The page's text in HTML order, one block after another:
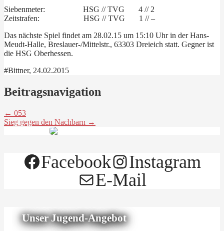
Siebenmeter: HSG // TVG 4 // 2
Zeitstrafen: HSG // TVG 1 // –
Das nächste Spiel findet am 28.02.15 um 15:10 Uhr in der Hans-
Meudt-Halle, Breslauer-/Mittelstr., 63303 Dreieich statt. Gegner ist
die HSG Oberhessen.
#Bittner, 24.02.2015
Beitragsnavigation
← 053
Sieg gegen den Nachbarn →
Facebook
Instagram
E-Mail
Unser Jugend-Angebot